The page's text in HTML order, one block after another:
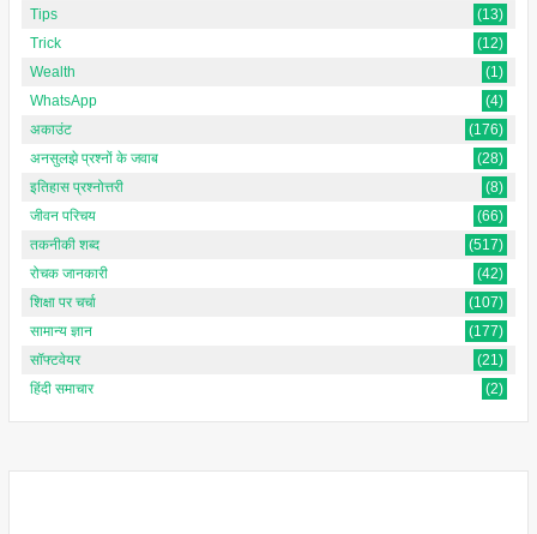
Tips
(13)
Trick
(12)
Wealth
(1)
WhatsApp
(4)
अकाउंट
(176)
अनसुलझे प्रश्नों के जवाब
(28)
इतिहास प्रश्नोत्तरी
(8)
जीवन परिचय
(66)
तकनीकी शब्द
(517)
रोचक जानकारी
(42)
शिक्षा पर चर्चा
(107)
सामान्य ज्ञान
(177)
सॉफ्टवेयर
(21)
हिंदी समाचार
(2)